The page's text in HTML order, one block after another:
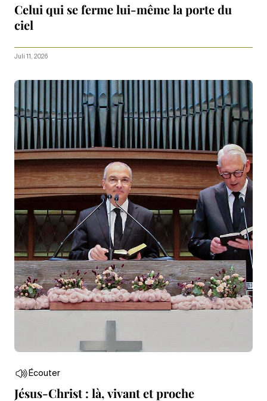
Celui qui se ferme lui-même la porte du
ciel
Juli 11, 2026
Écouter
Jésus-Christ : là, vivant et proche